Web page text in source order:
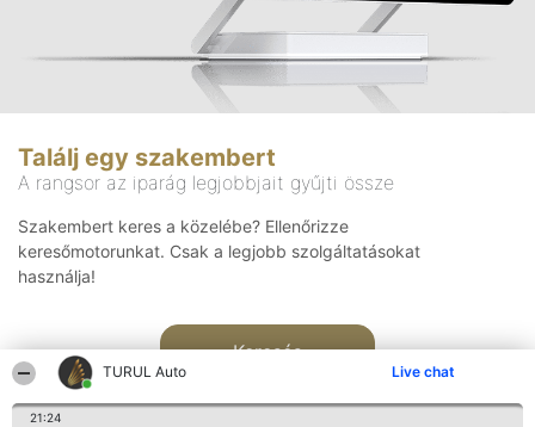
TURUL Auto Live chat
21:24
Találj egy szakembert
A rangsor az iparág legjobbjait gyűjti össze
Szakembert keres a közelébe? Ellenőrizze
keresőmotorunkat. Csak a legjobb szolgáltatásokat
használja!
Keresés